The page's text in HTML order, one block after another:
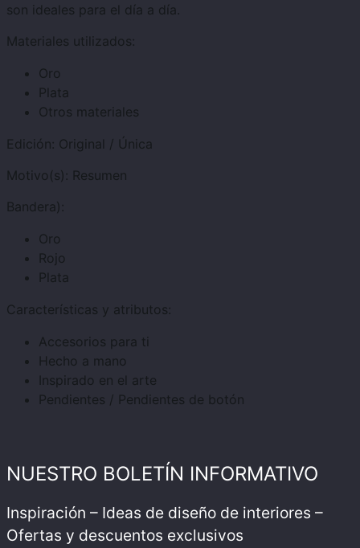
son ideales para el día a día.
Materiales utilizados:
Oro
Plata
Otros materiales
Edición: Original / Única
Motivo(s): Resumen
Bandera):
Oro
Rojo
Plata
Características y atributos:
Accesorios para ti
Hecho a mano
Inspirado en el arte
Pendientes / Pendientes de botón
NUESTRO BOLETÍN INFORMATIVO
Inspiración – Ideas de diseño de interiores –
Ofertas y descuentos exclusivos